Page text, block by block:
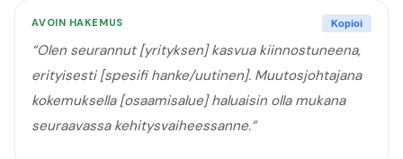
AVOIN HAKEMUS Kopioi
“Olen seurannut [yrityksen] kasvua kiinnostuneena,
erityisesti [spesifi hanke/uutinen]. Muutosjohtajana
kokemuksella [osaamisalue] haluaisin olla mukana
seuraavassa kehitysvaiheessanne.”